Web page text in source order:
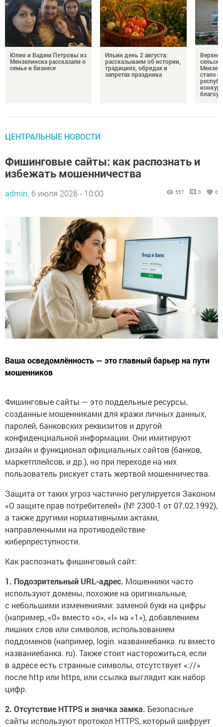
Юлия и Вадим Петровы из
Мензелинска рассказали о
семье и бизнесе
Ильин день 2 августа:
рассказываем об истории,
традициях, обрядах и
запретах праздника
стало
ЦЕНТРАЛЬНЫЕ НОВОСТИ
Фишинговые сайты: как распознать и
избежать мошенничества
admin, 6 июля 2026 - 10:00 557 0 0
Ваша осведомлённость — это главный барьер на пути
мошенников
Фишинговые сайты — это поддельные ресурсы,
созданные мошенниками для кражи личных данных,
паролей, банковских реквизитов и другой
конфиденциальной информации. Они имитируют
дизайн и функционал официальных сайтов (банков,
маркетплейсов, и др.), но при переходе на них
пользователь рискует стать жертвой мошенничества.
Защита от таких угроз частично регулируется Законом
«О защите прав потребителей» (№ 2300-1 от 07.02.1992),
а также другими нормативными актами,
направленными на противодействие
киберпреступности.
Как распознать фишинговый сайт:
1. Подозрительный URL-адрес. Мошенники часто
используют домены, похожие на оригинальные,
с небольшими изменениями: заменой букв на цифры
(например, «0» вместо «o», «l» на «1»), добавлением
лишних слов или символов, использованием
поддоменов (например, login. названиебанка. ru вместо
названиебанка. ru). Также стоит насторожиться, если
в адресе есть странные символы, отсутствует «://»
после http или https, или ссылка выглядит как набор
цифр.
2. Отсутствие HTTPS и значка замка. Безопасные
сайты используют протокол HTTPS, который шифрует